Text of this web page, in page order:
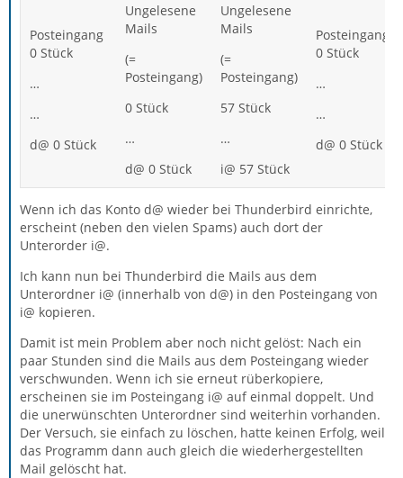
Posteingang
0 Stück
…
…
d@ 0 Stück
Ungelesene
Mails
(=
Posteingang)
0 Stück
…
d@ 0 Stück
Ungelesene
Mails
(=
Posteingang)
57 Stück
…
i@ 57 Stück
Posteingang
0 Stück
…
…
d@ 0 Stück
Wenn ich das Konto d@ wieder bei Thunderbird einrichte,
erscheint (neben den vielen Spams) auch dort der
Unterorder i@.
Ich kann nun bei Thunderbird die Mails aus dem
Unterordner i@ (innerhalb von d@) in den Posteingang von
i@ kopieren.
Damit ist mein Problem aber noch nicht gelöst: Nach ein
paar Stunden sind die Mails aus dem Posteingang wieder
verschwunden. Wenn ich sie erneut rüberkopiere,
erscheinen sie im Posteingang i@ auf einmal doppelt. Und
die unerwünschten Unterordner sind weiterhin vorhanden.
Der Versuch, sie einfach zu löschen, hatte keinen Erfolg, weil
das Programm dann auch gleich die wiederhergestellten
Mail gelöscht hat.